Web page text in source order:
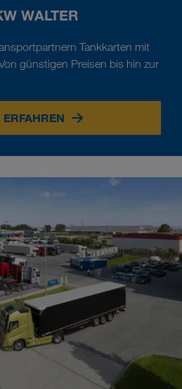
WALTER
Tankkarten mit
günstigen Preisen bis hin zur